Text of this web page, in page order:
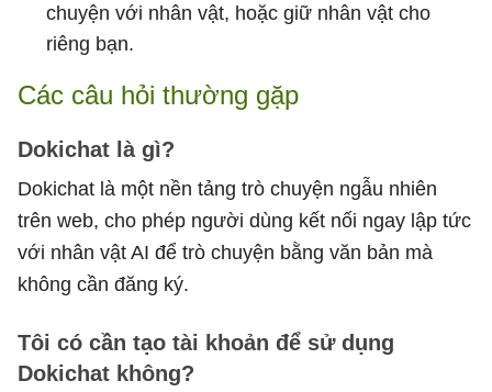
chuyện với nhân vật, hoặc giữ nhân vật cho
riêng bạn.
Các câu hỏi thường gặp
Dokichat là gì?
Dokichat là một nền tảng trò chuyện ngẫu nhiên
trên web, cho phép người dùng kết nối ngay lập tức
với nhân vật AI để trò chuyện bằng văn bản mà
không cần đăng ký.
Tôi có cần tạo tài khoản để sử dụng
Dokichat không?